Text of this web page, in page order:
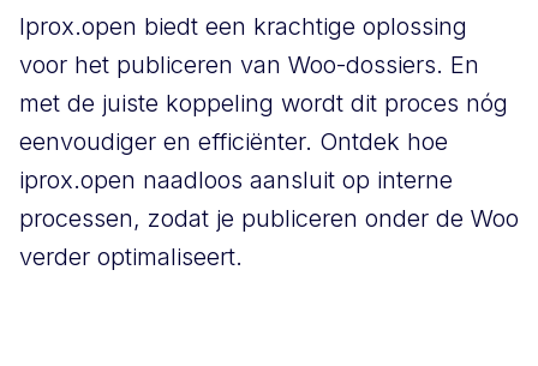
Iprox.open biedt een krachtige oplossing
voor het publiceren van Woo-dossiers. En
met de juiste koppeling wordt dit proces nóg
eenvoudiger en efficiënter. Ontdek hoe
iprox.open naadloos aansluit op interne
processen, zodat je publiceren onder de Woo
verder optimaliseert.